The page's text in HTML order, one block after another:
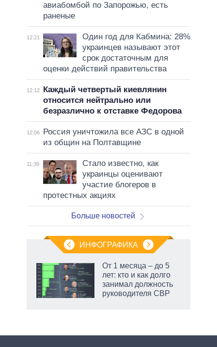
авиабомбой по Запорожью, есть
раненые
12:21
Один год для Кабмина: 28%
украинцев называют этот
срок достаточным для
оценки действий правительства
12:12
Каждый четвертый киевлянин
относится нейтрально или
безразлично к отставке Федорова
12:06
Россия уничтожила все АЗС в одной
из общин на Полтавщине
11:39
Стало известно, как
украинцы оценивают
участие блогеров в
протестных акциях
Больше новостей
ИНФОГРАФИКА
От 1 месяца – до 5
лет: кто и как долго
занимал должность
руководителя СВР